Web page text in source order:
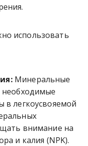
использовать
Минеральные
необходимые
легкоусвояемой
внимание на
и калия (NPK).